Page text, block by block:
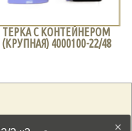
ТЕРКА С КОНТЕЙНЕРОМ
(КРУПНАЯ) 4000100-22/48